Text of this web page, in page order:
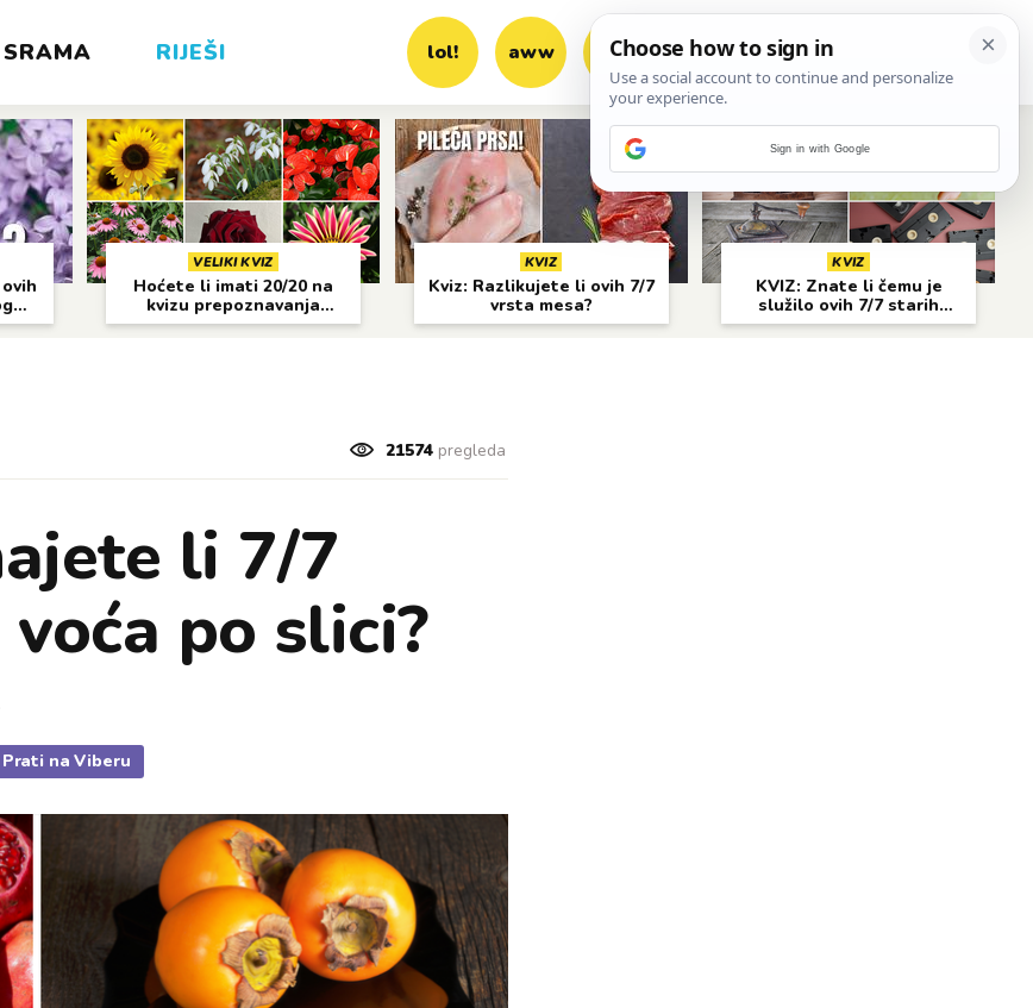
RIJEŠI lol! aww vrh! woot?!
VELIKI KVIZ
Hoćete li imati 20/20 na
kvizu prepoznavanja
cvijeća?
KVIZ
Kviz: Razlikujete li ovih 7/7
vrsta mesa?
KVIZ
KVIZ: Znate li čemu je
služilo ovih 7/7 starih
predmeta?
21574pregleda
li 7/7
po slici?
Prati na Viberu
Sign in with Google